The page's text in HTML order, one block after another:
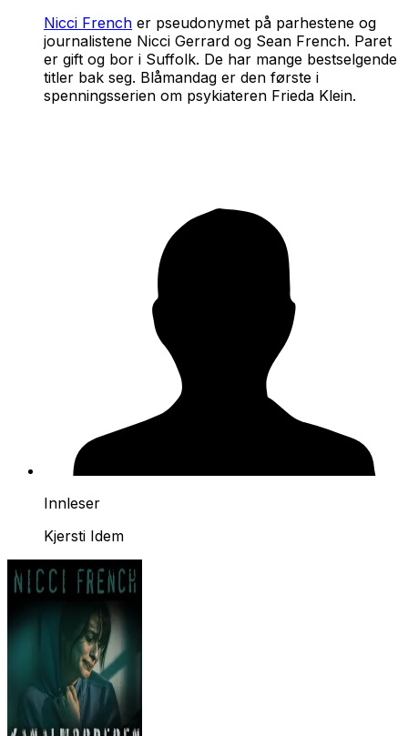
Nicci French er pseudonymet på parhestene og
journalistene Nicci Gerrard og Sean French. Paret
er gift og bor i Suffolk. De har mange bestselgende
titler bak seg. Blåmandag er den første i
spenningsserien om psykiateren Frieda Klein.
Innleser
Kjersti Idem